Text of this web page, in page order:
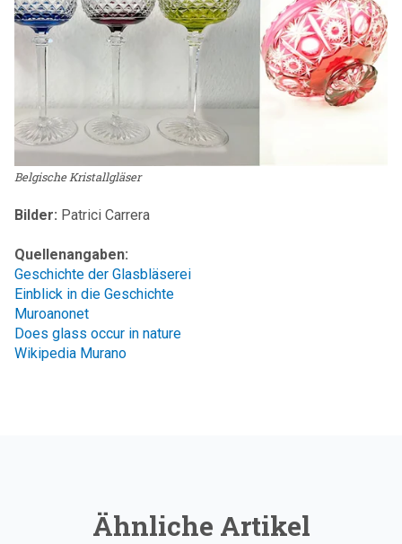
Belgische Kristallgläser
Bilder: Patrici Carrera
Quellenangaben:
Geschichte der Glasbläserei
Einblick in die Geschichte
Muroanonet
Does glass occur in nature
Wikipedia Murano
Ähnliche Artikel